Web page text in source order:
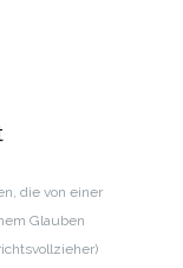
die von einer
Glauben